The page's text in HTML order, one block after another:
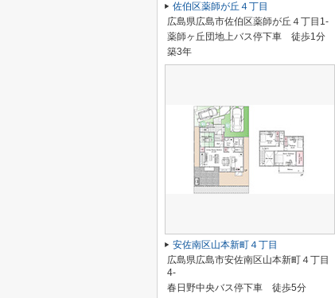
佐伯区薬師が丘４丁目
広島県広島市佐伯区薬師が丘４丁目1-
薬師ヶ丘団地上バス停下車 徒歩1分
築3年
安佐南区山本新町４丁目
広島県広島市安佐南区山本新町４丁目
4-
春日野中央バス停下車 徒歩5分